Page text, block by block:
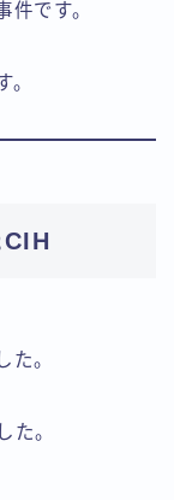
です。
た。
た。